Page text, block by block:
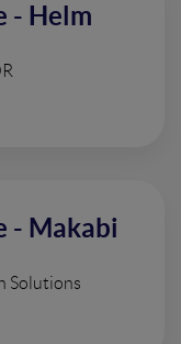
- Helm
- Makabi
Solutions